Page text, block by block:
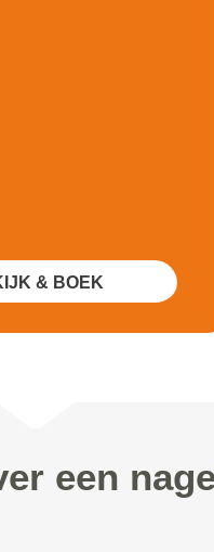
& BOEK
een